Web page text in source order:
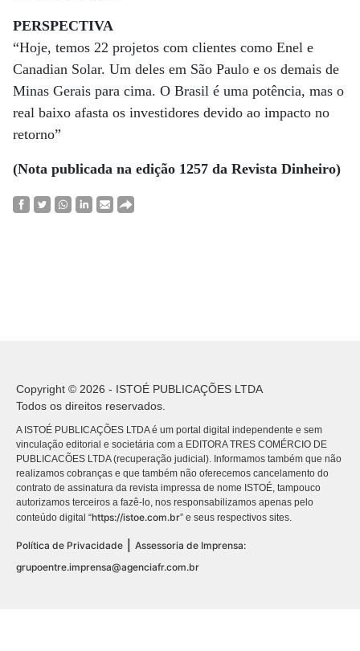
PERSPECTIVA
“Hoje, temos 22 projetos com clientes como Enel e
Canadian Solar. Um deles em São Paulo e os demais de
Minas Gerais para cima. O Brasil é uma potência, mas o
real baixo afasta os investidores devido ao impacto no
retorno”
(Nota publicada na edição 1257 da Revista Dinheiro)
Copyright © 2026 - ISTOÉ PUBLICAÇÕES LTDA
Todos os direitos reservados.
A ISTOÉ PUBLICAÇÕES LTDA é um portal digital independente e sem
vinculação editorial e societária com a EDITORA TRES COMÉRCIO DE
PUBLICACÕES LTDA (recuperação judicial). Informamos também que não
realizamos cobranças e que também não oferecemos cancelamento do
contrato de assinatura da revista impressa de nome ISTOÉ, tampouco
autorizamos terceiros a fazê-lo, nos responsabilizamos apenas pelo
conteúdo digital “https://istoe.com.br” e seus respectivos sites.
Política de Privacidade
Assessoria de Imprensa:
grupoentre.imprensa@agenciafr.com.br